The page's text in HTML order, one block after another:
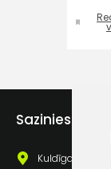
Sazinies ar
Kuldīgas iela